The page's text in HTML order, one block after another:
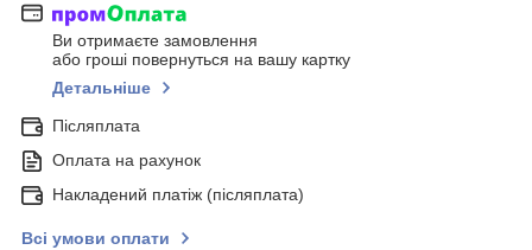
Ви отримаєте замовлення
або гроші повернуться на вашу картку
Детальніше
Післяплата
Оплата на рахунок
Накладений платіж (післяплата)
Всі умови оплати